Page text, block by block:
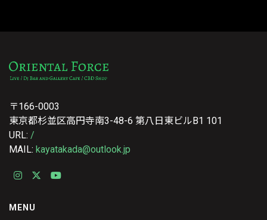
〒166-0003
東京都杉並区高円寺南3-48-6 第八日東ビルB1 101
URL: /
MAIL: kayatakada@outlook.jp
MENU